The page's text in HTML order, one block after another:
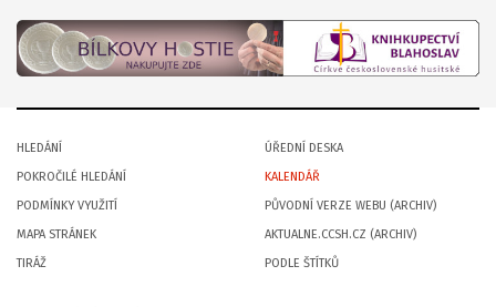
HLEDÁNÍ
POKROČILÉ HLEDÁNÍ
PODMÍNKY VYUŽITÍ
MAPA STRÁNEK
TIRÁŽ
ÚŘEDNÍ DESKA
KALENDÁŘ
PŮVODNÍ VERZE WEBU (ARCHIV)
AKTUALNE.CCSH.CZ (ARCHIV)
PODLE ŠTÍTKŮ